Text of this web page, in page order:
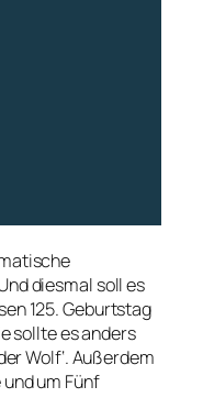
diesmal soll es
125. Geburtstag
sollte es anders
Wolf‘. Außerdem
um Fünf